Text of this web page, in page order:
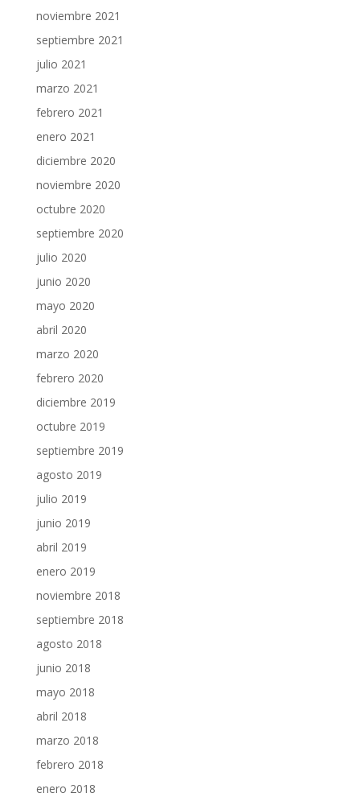
noviembre 2021
septiembre 2021
julio 2021
marzo 2021
febrero 2021
enero 2021
diciembre 2020
noviembre 2020
octubre 2020
septiembre 2020
julio 2020
junio 2020
mayo 2020
abril 2020
marzo 2020
febrero 2020
diciembre 2019
octubre 2019
septiembre 2019
agosto 2019
julio 2019
junio 2019
abril 2019
enero 2019
noviembre 2018
septiembre 2018
agosto 2018
junio 2018
mayo 2018
abril 2018
marzo 2018
febrero 2018
enero 2018